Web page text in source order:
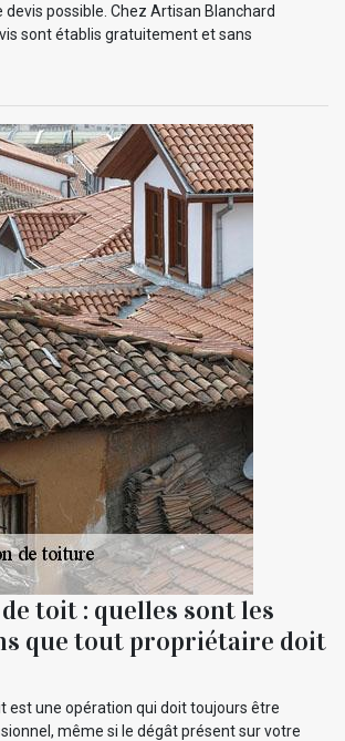
possible. Chez Artisan Blanchard
sont établis gratuitement et sans
toit : quelles sont les
que tout propriétaire doit
est une opération qui doit toujours être
même si le dégât présent sur votre